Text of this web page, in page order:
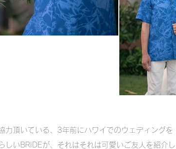
力頂いている、3年前にハワイでのウェディングを
しいBRIDEが、それはそれは可愛いご友人を紹介し